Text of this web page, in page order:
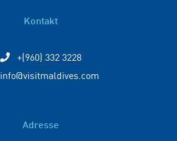
Kontakt
+(960) 332 3228
info@visitmaldives.com
Adresse